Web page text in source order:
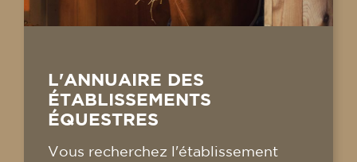
L'ANNUAIRE DES
ÉTABLISSEMENTS
ÉQUESTRES
Vous recherchez l'établissement